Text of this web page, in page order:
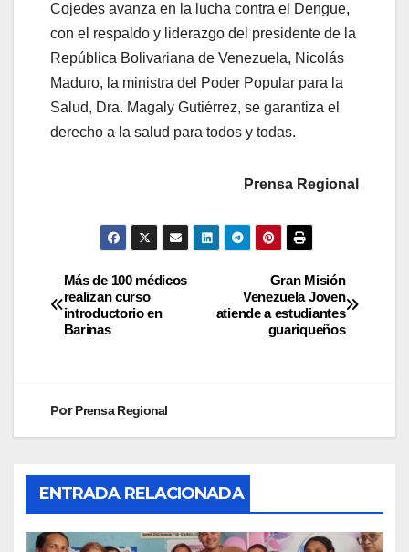
Cojedes avanza en la lucha contra el Dengue,
con el respaldo y liderazgo del presidente de la
República Bolivariana de Venezuela, Nicolás
Maduro, la ministra del Poder Popular para la
Salud, Dra. Magaly Gutiérrez, se garantiza el
derecho a la salud para todos y todas.
Prensa Regional
Gran Misión
Venezuela Joven
atiende a estudiantes
guariqueños
Más de 100 médicos
realizan curso
introductorio en
Barinas
PorPrensa Regional
ENTRADA RELACIONADA